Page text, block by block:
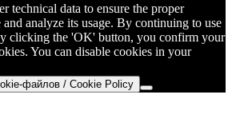
technical data to ensure the proper
analyze its usage. By continuing to use
clicking the 'OK' button, you confirm your
You can disable cookies in your
файлов / Cookie Policy